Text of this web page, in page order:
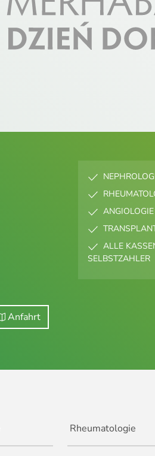
Anfahrt
ANGIOLOGIE
ALLE
SELBSTZAHLER
Rheumatologie